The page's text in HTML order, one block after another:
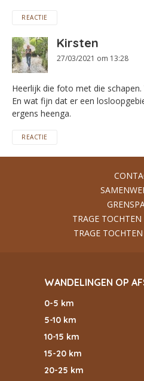
REACTIE
Kirsten
27/03/2021 om 13:28
Heerlijk die foto met die schapen.
En wat fijn dat er een
ergens heenga.
REACTIE
TRAGE
TRAGE
WANDELINGEN OP
0-5 km
5-10 km
10-15 km
15-20 km
20-25 km